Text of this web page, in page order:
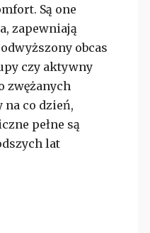
Są one
zapewniają
obcas
czy aktywny
zwężanych
na co dzień,
pełne są
lat